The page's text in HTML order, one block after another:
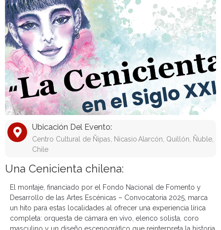
Ubicación Del Evento:
Centro Cultural de Ñipas, Nicasio Alarcón, Quillón, Ñuble,
Chile
Una Cenicienta chilena:
El montaje, financiado por el Fondo Nacional de Fomento y
Desarrollo de las Artes Escénicas – Convocatoria 2025, marca
un hito para estas localidades al ofrecer una experiencia lírica
completa: orquesta de cámara en vivo, elenco solista, coro